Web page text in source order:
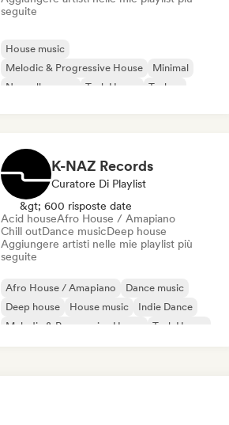
seguite
House music
Melodic & Progressive House
Minimal
Nouvelle scene
Tech House
Techno
K-NAZ Records
Curatore Di Playlist
&gt; 600 risposte date
Acid houseAfro House / Amapiano
Chill outDance musicDeep house
Aggiungere artisti nelle mie playlist più
seguite
Afro House / Amapiano
Dance music
Deep house
House music
Indie Dance
Melodic & Progressive House
Tech House